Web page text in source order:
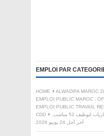
EMPLOI PAR
HOME
EMPLOI PUBLIC MAROC ,
EMPLOI PUBLIC TRAVAIL
CDD
جامعة الحسن الثاني – الدارالبيضاء : مباريات لتوظيف 52 مناصب.
آخر أجل 24 يونيو 2026